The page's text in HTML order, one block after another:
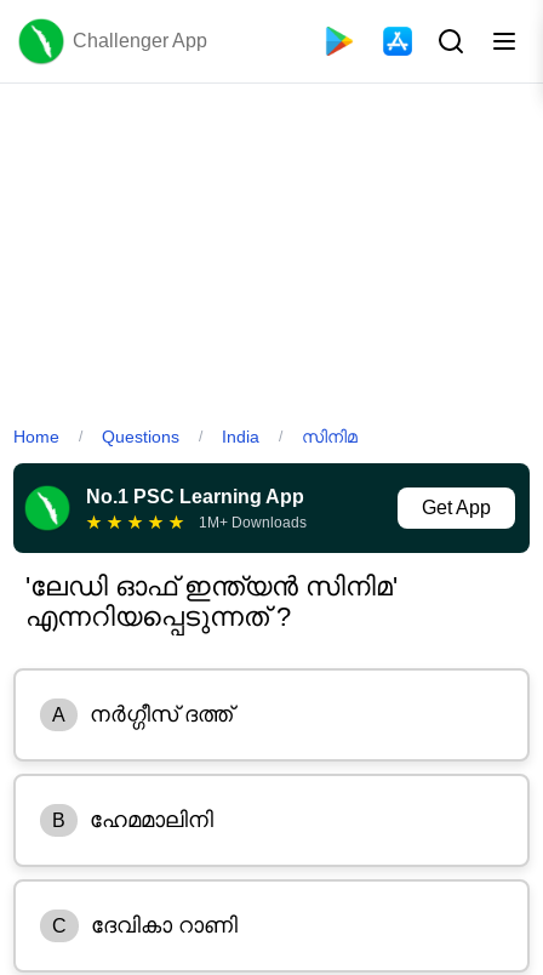
Challenger App
Home / Questions / India / സിനിമ
No.1 PSC Learning App
★ ★ ★ ★ ★ 1M+ Downloads
Get App
'ലേഡി ഓഫ് ഇന്ത്യൻ സിനിമ'
എന്നറിയപ്പെടുന്നത് ?
A നർഗ്ഗീസ് ദത്ത്
B ഹേമമാലിനി
C ദേവികാ റാണി